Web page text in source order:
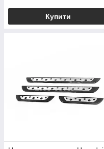
Купити